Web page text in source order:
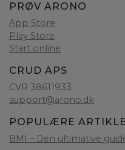
PRØV ARONO
App Store
Play Store
Start online
CRUD APS
CVR 38611933
support@arono.dk
POPULÆRE
BMI – Den ultimative